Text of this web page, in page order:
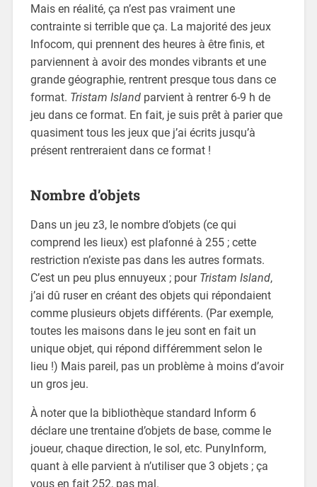
Mais en réalité, ça n’est pas vraiment une
contrainte si terrible que ça. La majorité des jeux
Infocom, qui prennent des heures à être finis, et
parviennent à avoir des mondes vibrants et une
grande géographie, rentrent presque tous dans ce
format. Tristam Islandparvient à rentrer 6-9 h de
jeu dans ce format. En fait, je suis prêt à parier que
quasiment tous les jeux que j’ai écrits jusqu’à
présent rentreraient dans ce format !
Nombre d’objets
Dans un jeu z3, le nombre d’objets (ce qui
comprend les lieux) est plafonné à 255 ; cette
restriction n’existe pas dans les autres formats.
C’est un peu plus ennuyeux ; pour Tristam Island,
j’ai dû ruser en créant des objets qui répondaient
comme plusieurs objets différents. (Par exemple,
toutes les maisons dans le jeu sont en fait un
unique objet, qui répond différemment selon le
lieu !) Mais pareil, pas un problème à moins d’avoir
un gros jeu.
À noter que la bibliothèque standard Inform 6
déclare une trentaine d’objets de base, comme le
joueur, chaque direction, le sol, etc. PunyInform,
quant à elle parvient à n’utiliser que 3 objets ; ça
vous en fait 252, pas mal.